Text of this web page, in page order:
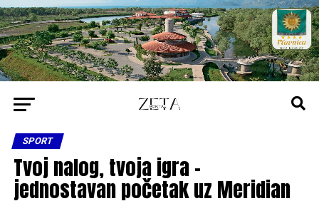
SPORT
Tvoj nalog, tvoja igra –
jednostavan početak uz Meridian